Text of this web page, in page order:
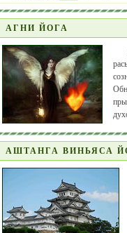
АГНИ ЙОГА
АШТАНГА ВИНЬЯСА